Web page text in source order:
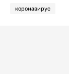
коронавирус